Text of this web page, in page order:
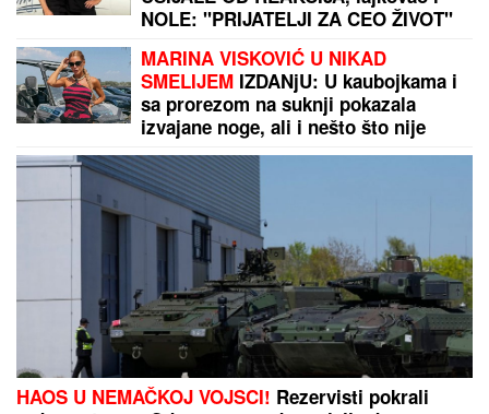
Edita nikad iskrenije o trudnoći, pomenula i
partnera: "Bez pritiska i tuđih očekivanja!"